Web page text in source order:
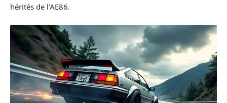
hérités de l’AE86.